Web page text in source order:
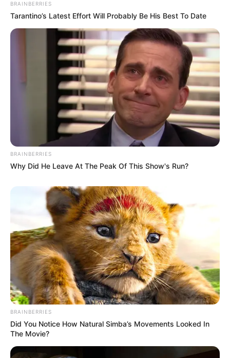
BRAINBERRIES
Tarantino’s Latest Effort Will Probably Be His Best To Date
BRAINBERRIES
Why Did He Leave At The Peak Of This Show's Run?
BRAINBERRIES
Did You Notice How Natural Simba’s Movements Looked In
The Movie?